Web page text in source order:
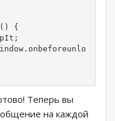
{
Теперь вы
на каждой